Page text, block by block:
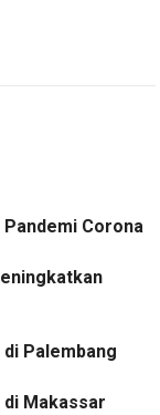
Corona
Palembang
Makassar